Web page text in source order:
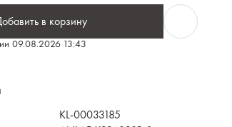
09.08.2026 13:43
в корзину
KL-00033185